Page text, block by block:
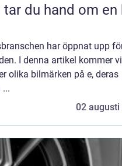
tar du hand om en
har öppnat upp
I denna artikel kommer vi
olika bilmärken på e, deras
02 augusti